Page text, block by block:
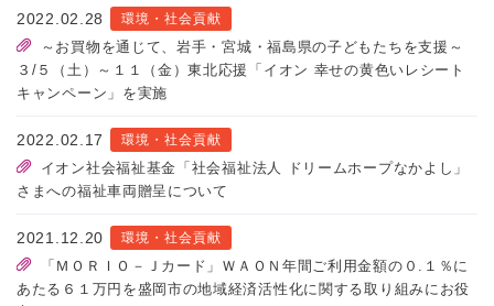
2022.02.28 環境・社会貢献
～お買物を通じて、岩手・宮城・福島県の子どもたちを支援～
３/５（土）～１１（金）東北応援「イオン 幸せの黄色いレシート
キャンペーン」を実施
2022.02.17 環境・社会貢献
イオン社会福祉基金「社会福祉法人 ドリームホープなかよし」
さまへの福祉車両贈呈について
2021.12.20 環境・社会貢献
「ＭＯＲＩＯ－Ｊカード」ＷＡＯＮ年間ご利用金額の０.１％に
あたる６１万円を盛岡市の地域経済活性化に関する取り組みにお役